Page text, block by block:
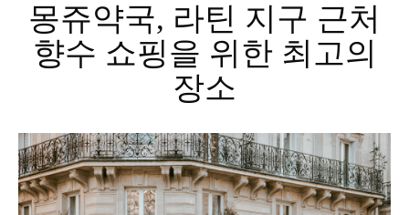
몽쥬약국, 라틴 지구 근처
향수 쇼핑을 위한 최고의
장소